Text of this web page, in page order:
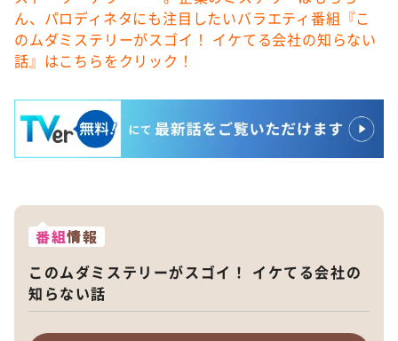
ん、パロディネタにも注目したいバラエティ番組『こ
のムダミステリーがスゴイ！ イケてる会社の知らない
話』はこちらをクリック！
番組情報
このムダミステリーがスゴイ！ イケてる会社の
知らない話